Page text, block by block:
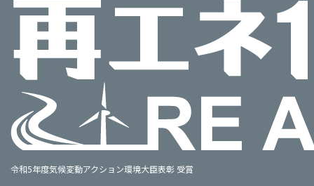
令和5年度気候変動アクション環境大臣表彰 受賞